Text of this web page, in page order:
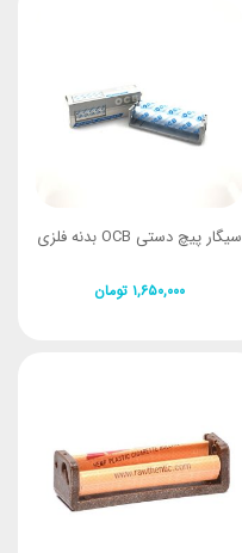
سیگار پیچ دستی OCB بدنه فلزی
تومان ۱,۶۵۰,۰۰۰